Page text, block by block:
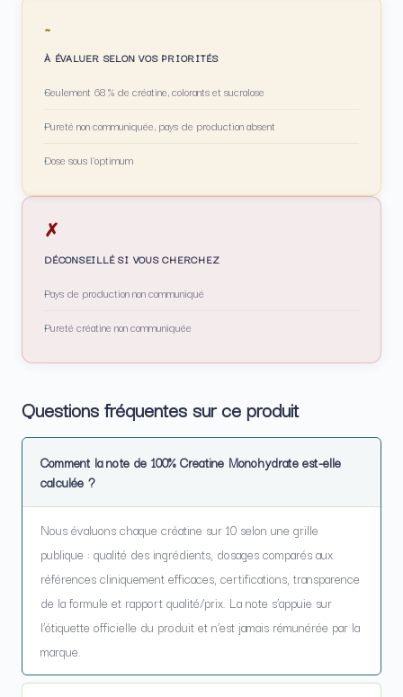
~
À ÉVALUER SELON VOS PRIORITÉS
Seulement 68 % de créatine, colorants et sucralose
Pureté non communiquée, pays de production absent
Dose sous l'optimum
✗
DÉCONSEILLÉ SI VOUS CHERCHEZ
Pays de production non communiqué
Pureté créatine non communiquée
Questions fréquentes sur ce produit
Comment la note de 100% Creatine Monohydrate est-elle
calculée ?
Nous évaluons chaque créatine sur 10 selon une grille
publique : qualité des ingrédients, dosages comparés aux
références cliniquement efficaces, certifications, transparence
de la formule et rapport qualité/prix. La note s’appuie sur
l’étiquette officielle du produit et n’est jamais rémunérée par la
marque.